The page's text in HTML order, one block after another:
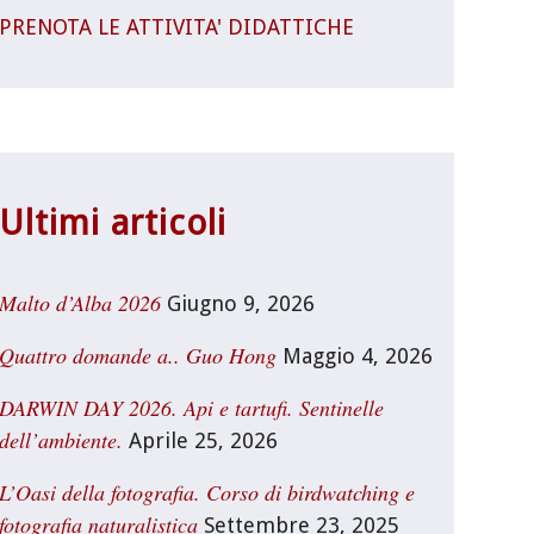
LE ATTIVITA' DIDATTICHE
articoli
d’Alba 2026 Giugno 9, 2026
domande a.. Guo Hong Maggio 4, 2026
DAY 2026. Api e tartufi. Sentinelle
Aprile 25, 2026
della fotografia. Corso di birdwatching e
naturalistica Settembre 23, 2025